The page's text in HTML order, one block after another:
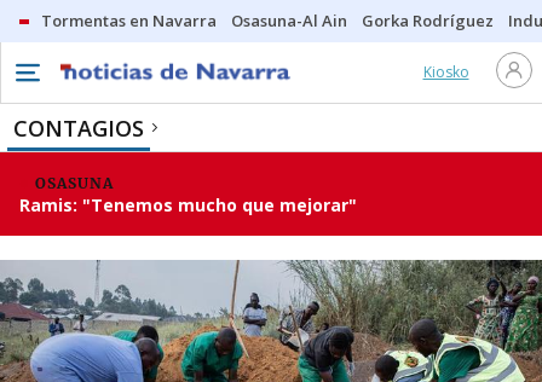
Tormentas en Navarra Osasuna-Al Ain Gorka Rodríguez
Kiosko
CONTAGIOS
OSASUNA
Ramis: "Tenemos mucho que mejorar"